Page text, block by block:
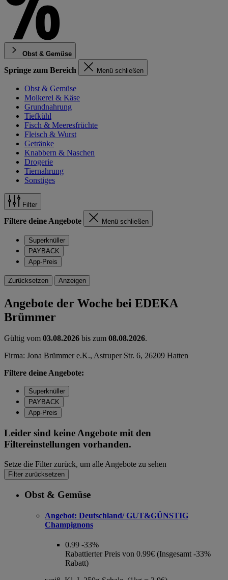
Obst & Gemüse
Springe zum Bereich Menü schließen
Obst & Gemüse
Molkerei & Käse
Grundnahrung
Tiefkühl
Fisch & Meeresfrüchte
Fleisch & Wurst
Getränke
Knabbern & Naschen
Drogerie
Tiernahrung
Sonstiges
Filter
Filtere deine Angebote Menü schließen
Superknüller
PAYBACK
App-Preis
Zurücksetzen Anzeigen
Angebote der Woche bei EDEKA
Brümmer
Gültig vom 03.08.2026 bis zum 08.08.2026.
Firma: Jona Brümmer e.K., Astruper Str. 6, 26209 Hatten
Filtere deine Angebote:
Superknüller
PAYBACK
App-Preis
Leider sind keine Angebote mit den
Filtereinstellungen vorhanden.
Setze die Filter zurück, um alle Angebote zu sehen
Filter zurücksetzen
Obst & Gemüse
Angebot: Deutschland/ GUT&GÜNSTIG
Champignons
0.99 -33%
Rabattierter Preis von 0.99€ (Insgesamt -33%
Rabatt)